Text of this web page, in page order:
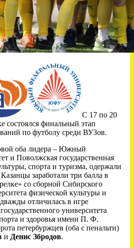
С 17 по 20
состоялся финальный этап
по футболу среди ВУЗов.
оба лидера – Южный
и Поволжская государственная
спорта и туризма, одержали
заработали три балла в
со сборной Сибирского
физической культуры и
отличилась в игре
университета
и здоровья имени П. Ф.
петербуржцев (оба с пенальти)
и Денис Збродов.